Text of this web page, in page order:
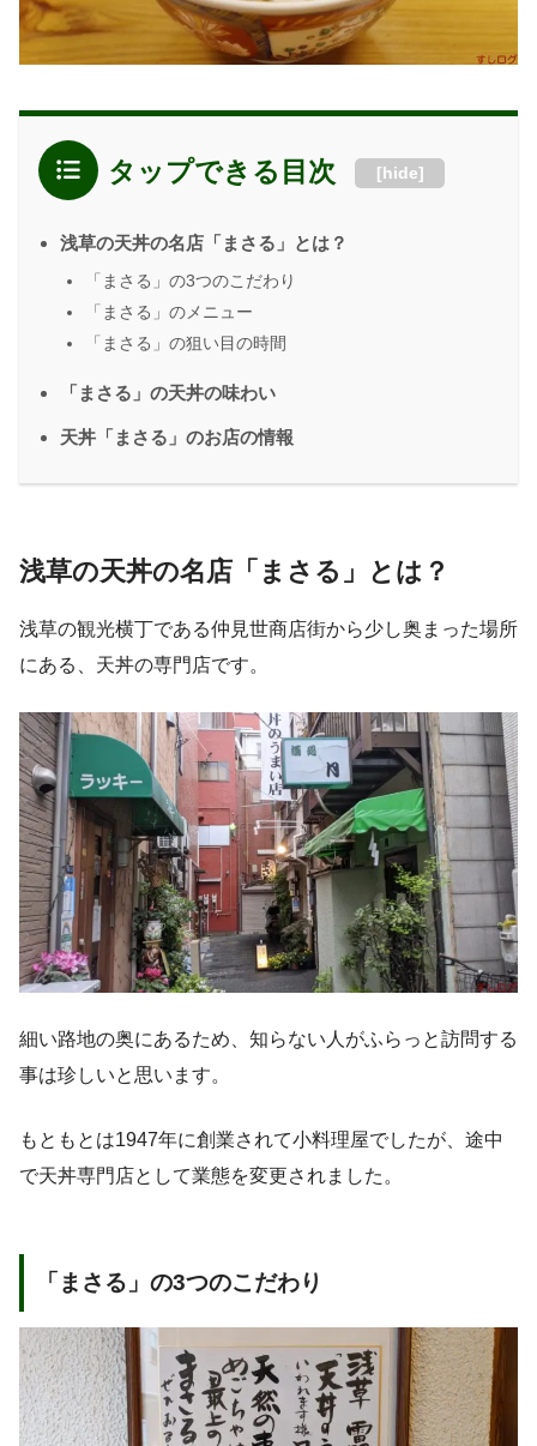
タップできる目次 [hide]
浅草の天丼の名店「まさる」とは？
「まさる」の3つのこだわり
「まさる」のメニュー
「まさる」の狙い目の時間
「まさる」の天丼の味わい
天丼「まさる」のお店の情報
浅草の天丼の名店「まさる」とは？
浅草の観光横丁である仲見世商店街から少し奥まった場所
にある、天丼の専門店です。
細い路地の奥にあるため、知らない人がふらっと訪問する
事は珍しいと思います。
もともとは1947年に創業されて小料理屋でしたが、途中
で天丼専門店として業態を変更されました。
「まさる」の3つのこだわり